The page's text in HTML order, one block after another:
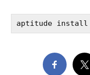
aptitude install